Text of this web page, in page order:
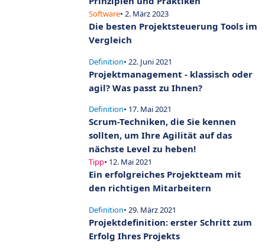
Software• 2. März 2023
Die besten Projektsteuerung Tools im
Vergleich
Definition• 22. Juni 2021
Projektmanagement - klassisch oder
agil? Was passt zu Ihnen?
Definition• 17. Mai 2021
Scrum-Techniken, die Sie kennen
sollten, um Ihre Agilität auf das
nächste Level zu heben!
Tipp• 12. Mai 2021
Ein erfolgreiches Projektteam mit
den richtigen Mitarbeitern
Definition• 29. März 2021
Projektdefinition: erster Schritt zum
Erfolg Ihres Projekts